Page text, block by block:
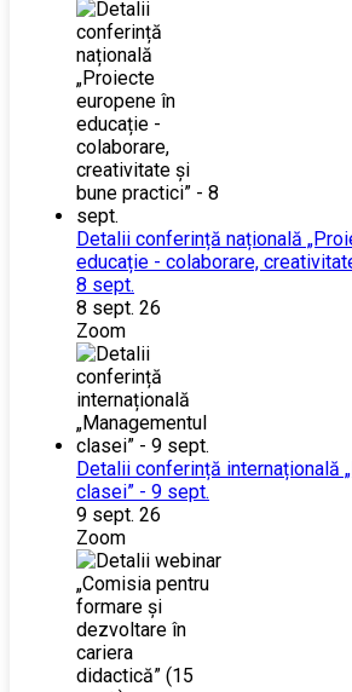
Detalii conferință națională
educație - colaborare,
8 sept.
8 sept. 26
Zoom
Detalii conferință internațională
clasei” - 9 sept.
9 sept. 26
Zoom